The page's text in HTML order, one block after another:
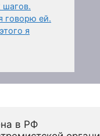
шагов.
говорю ей.
я
в РФ